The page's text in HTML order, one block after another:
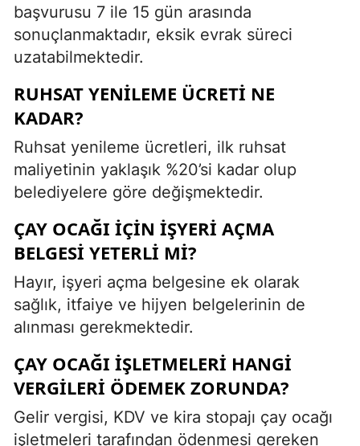
başvurusu 7 ile 15 gün arasında
sonuçlanmaktadır, eksik evrak süreci
uzatabilmektedir.
RUHSAT YENILEME ÜCRETI NE
KADAR?
Ruhsat yenileme ücretleri, ilk ruhsat
maliyetinin yaklaşık %20’si kadar olup
belediyelere göre değişmektedir.
ÇAY OCAĞI IÇIN IŞYERI AÇMA
BELGESI YETERLI MI?
Hayır, işyeri açma belgesine ek olarak
sağlık, itfaiye ve hijyen belgelerinin de
alınması gerekmektedir.
ÇAY OCAĞI IŞLETMELERI HANGI
VERGILERI ÖDEMEK ZORUNDA?
Gelir vergisi, KDV ve kira stopajı çay ocağı
işletmeleri tarafından ödenmesi gereken